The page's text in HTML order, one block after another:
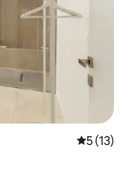
Средна
5 (13)